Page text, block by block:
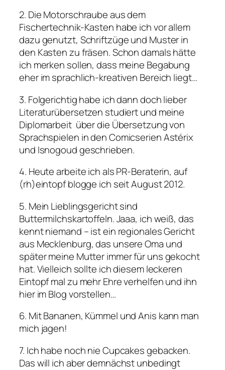
2. Die Motorschraube aus dem
Fischertechnik-Kasten habe ich vor allem
dazu genutzt, Schriftzüge und Muster in
den Kasten zu fräsen. Schon damals hätte
ich merken sollen, dass meine Begabung
eher im sprachlich-kreativen Bereich liegt…
3. Folgerichtig habe ich dann doch lieber
Literaturübersetzen studiert und meine
Diplomarbeit über die Übersetzung von
Sprachspielen in den Comicserien Astérix
und Isnogoud geschrieben.
4. Heute arbeite ich als PR-Beraterin, auf
(rh)eintopf blogge ich seit August 2012.
5. Mein Lieblingsgericht sind
Buttermilchskartoffeln. Jaaa, ich weiß, das
kennt niemand – ist ein regionales Gericht
aus Mecklenburg, das unsere Oma und
später meine Mutter immer für uns gekocht
hat. Vielleich sollte ich diesem leckeren
Eintopf mal zu mehr Ehre verhelfen und ihn
hier im Blog vorstellen…
6. Mit Bananen, Kümmel und Anis kann man
mich jagen!
7. Ich habe noch nie Cupcakes gebacken.
Das will ich aber demnächst unbedingt